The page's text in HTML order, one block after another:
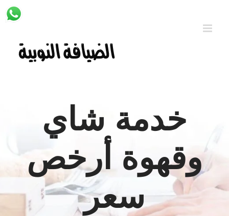
خدمة شاي
وقهوة أرخص
سعر